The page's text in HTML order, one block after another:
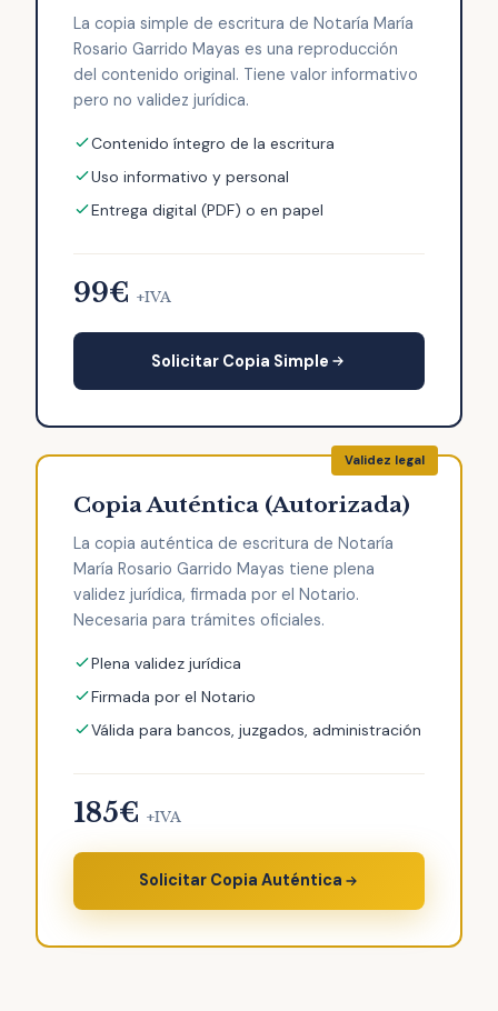
La copia simple de escritura de Notaría María
Rosario Garrido Mayas es una reproducción
del contenido original. Tiene valor informativo
pero no validez jurídica.
Contenido íntegro de la escritura
Uso informativo y personal
Entrega digital (PDF) o en papel
99€ +IVA
Solicitar Copia Simple
Copia Auténtica (Autorizada)
La copia auténtica de escritura de Notaría
María Rosario Garrido Mayas tiene plena
validez jurídica, firmada por el Notario.
Necesaria para trámites oficiales.
Plena validez jurídica
Firmada por el Notario
Válida para bancos, juzgados, administración
185€ +IVA
Solicitar Copia Auténtica